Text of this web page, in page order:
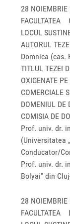
28
LOCUL
AUTORUL
Domnica (cas.
TITLUL TEZEI
OXIGENATE
COMERCIALE
DOMENIUL
COMISIA DE
Prof. univ. dr.
(Universitatea
Conducator/
Prof. univ. dr.
Bolyai” din
28
FACULTATEA